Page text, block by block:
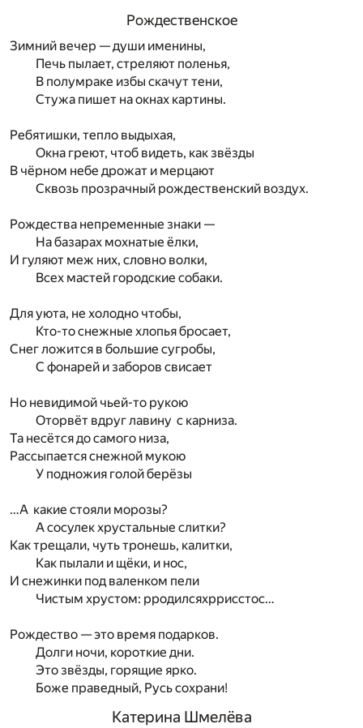
Рождественское
Зимний вечер — души именины,
Печь пылает, стреляют поленья,
В полумраке избы скачут тени,
Стужа пишет на окнах картины.
Ребятишки, тепло выдыхая,
Окна греют, чтоб видеть, как звёзды
В чёрном небе дрожат и мерцают
Сквозь прозрачный рождественский воздух.
Рождества непременные знаки —
На базарах мохнатые ёлки,
И гуляют меж них, словно волки,
Всех мастей городские собаки.
Для уюта, не холодно чтобы,
Кто-то снежные хлопья бросает,
Снег ложится в большие сугробы,
С фонарей и заборов свисает
Но невидимой чьей-то рукою
Оторвёт вдруг лавину с карниза.
Та несётся до самого низа,
Рассыпается снежной мукою
У подножия голой берёзы
…А какие стояли морозы?
А сосулек хрустальные слитки?
Как трещали, чуть тронешь, калитки,
Как пылали и щёки, и нос,
И снежинки под валенком пели
Чистым хрустом: рродилсяхррисстос…
Рождество — это время подарков.
Долги ночи, короткие дни.
Это звёзды, горящие ярко.
Боже праведный, Русь сохрани!
Катерина Шмелёва